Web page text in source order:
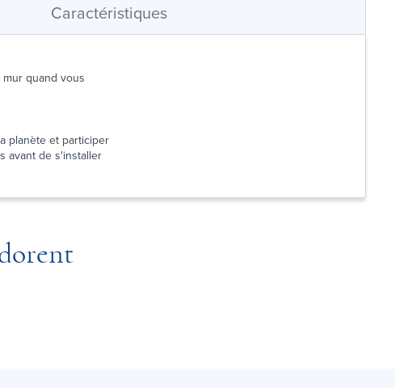
Caractéristiques
quand vous
planète et participer
avant de s'installer